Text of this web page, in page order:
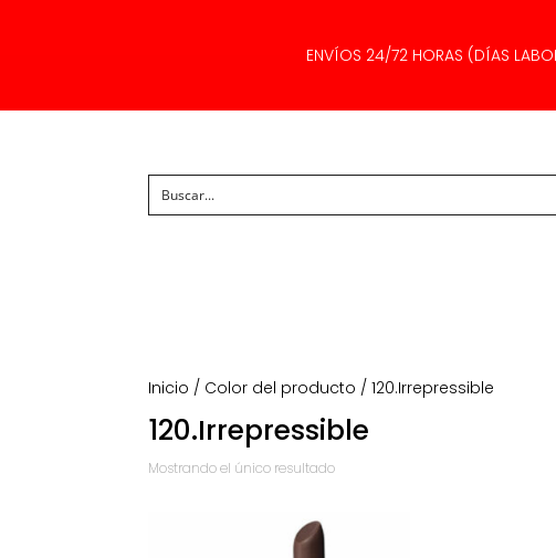
ENVÍOS 24/72 HORAS (DÍAS
Inicio / Color del producto / 120.Irrepressible
120.Irrepressible
Mostrando el único resultado